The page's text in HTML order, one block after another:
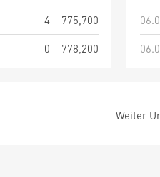
4
775,700
0 778,200
Weiter